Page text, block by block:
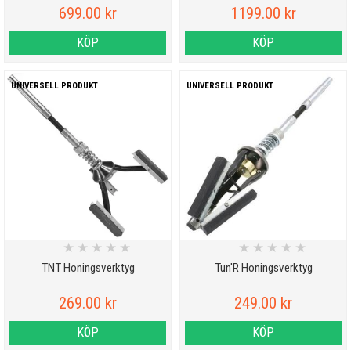
699.00 kr
KÖP
1199.00 kr
KÖP
UNIVERSELL PRODUKT
TNT Honingsverktyg
★ ★ ★ ★ ★
269.00 kr
KÖP
UNIVERSELL PRODUKT
Tun'R Honingsverktyg
★ ★ ★ ★ ★
249.00 kr
KÖP